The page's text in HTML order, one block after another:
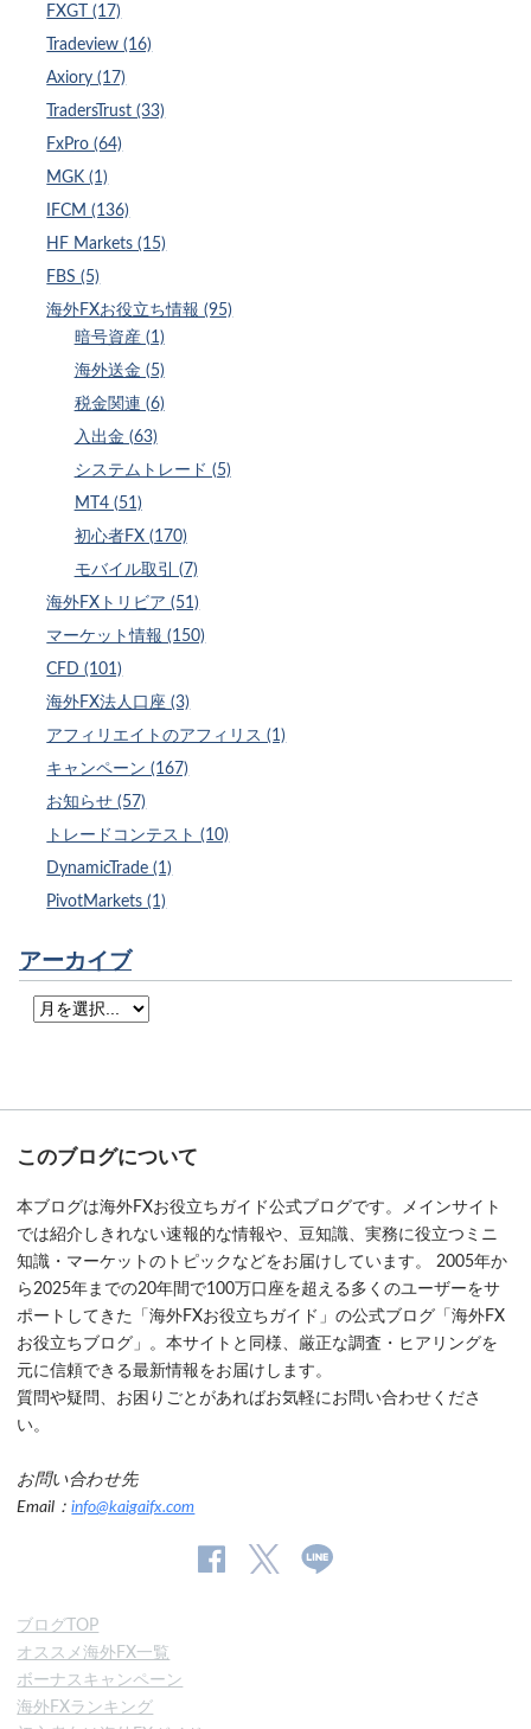
FXGT (17)
Tradeview (16)
Axiory (17)
TradersTrust (33)
FxPro (64)
MGK (1)
IFCM (136)
HF Markets (15)
FBS (5)
海外FXお役立ち情報 (95)
暗号資産 (1)
海外送金 (5)
税金関連 (6)
入出金 (63)
システムトレード (5)
MT4 (51)
初心者FX (170)
モバイル取引 (7)
海外FXトリビア (51)
マーケット情報 (150)
CFD (101)
海外FX法人口座 (3)
アフィリエイトのアフィリス (1)
キャンペーン (167)
お知らせ (57)
トレードコンテスト (10)
DynamicTrade (1)
PivotMarkets (1)
アーカイブ
このブログについて
本ブログは海外FXお役立ちガイド公式ブログです。メインサイト
では紹介しきれない速報的な情報や、豆知識、実務に役立つミニ
知識・マーケットのトピックなどをお届けしています。 2005年か
ら2025年までの20年間で100万口座を超える多くのユーザーをサ
ポートしてきた「海外FXお役立ちガイド」の公式ブログ「海外FX
お役立ちブログ」。本サイトと同様、厳正な調査・ヒアリングを
元に信頼できる最新情報をお届けします。
質問や疑問、お困りごとがあればお気軽にお問い合わせくださ
い。
お問い合わせ先
Email：info@kaigaifx.com
ブログTOP
オススメ海外FX一覧
ボーナスキャンペーン
海外FXランキング